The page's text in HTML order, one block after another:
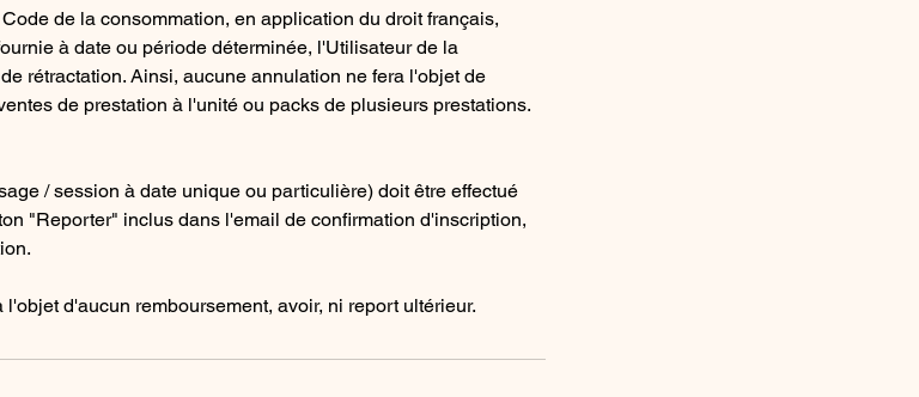
de la consommation, en application du droit français,
à date ou période déterminée, l'Utilisateur de la
rétractation. Ainsi, aucune annulation ne fera l'objet de
de prestation à l'unité ou packs de plusieurs prestations.
/ session à date unique ou particulière) doit être effectué
"Reporter" inclus dans l'email de confirmation d'inscription,
d'aucun remboursement, avoir, ni report ultérieur.